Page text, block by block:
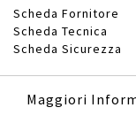
Scheda Fornitore
Scheda Tecnica
Scheda Sicurezza
Maggiori